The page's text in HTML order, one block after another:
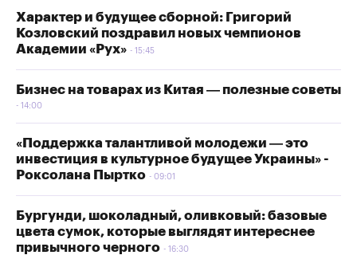
Характер и будущее сборной: Григорий
Козловский поздравил новых чемпионов
Академии «Рух»
15:45
Бизнес на товарах из Китая — полезные советы
14:00
«Поддержка талантливой молодежи — это
инвестиция в культурное будущее Украины» -
Роксолана Пыртко
09:01
Бургунди, шоколадный, оливковый: базовые
цвета сумок, которые выглядят интереснее
привычного черного
16:30